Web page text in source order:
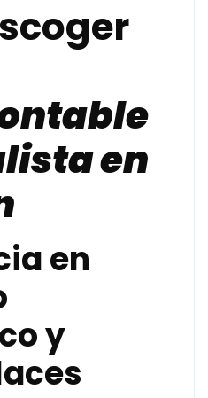
en
en
y